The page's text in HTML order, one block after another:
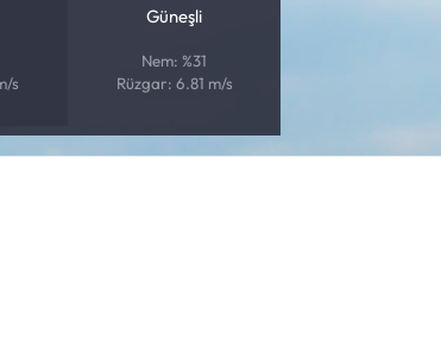
s
Güneşli
Nem: %31
Rüzgar: 6.81 m/s